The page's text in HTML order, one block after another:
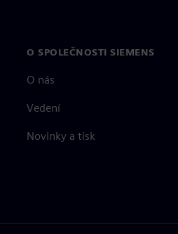
O SPOLEČNOSTI SIEMENS
O nás
Vedení
Novinky a tisk